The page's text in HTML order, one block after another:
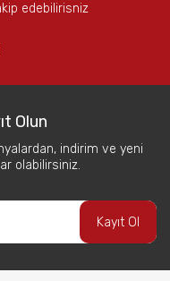
edebilirisniz
Olun
indirim ve yeni
olabilirsiniz.
Kayıt Ol